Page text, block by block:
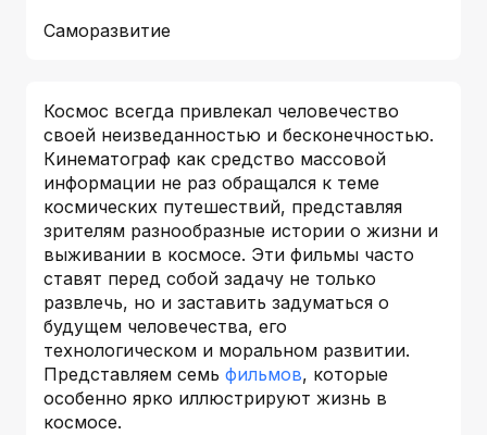
Саморазвитие
Космос всегда привлекал человечество
своей неизведанностью и бесконечностью.
Кинематограф как средство массовой
информации не раз обращался к теме
космических путешествий, представляя
зрителям разнообразные истории о жизни и
выживании в космосе. Эти фильмы часто
ставят перед собой задачу не только
развлечь, но и заставить задуматься о
будущем человечества, его
технологическом и моральном развитии.
Представляем семь фильмов, которые
особенно ярко иллюстрируют жизнь в
космосе.